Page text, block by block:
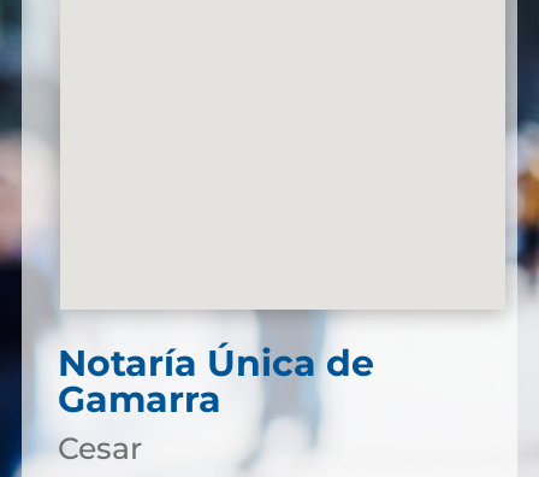
Notaría Única de
Gamarra
Cesar